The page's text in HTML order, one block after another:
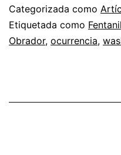
Categorizada como
Etiquetada como
Obrador, ocurrencia,